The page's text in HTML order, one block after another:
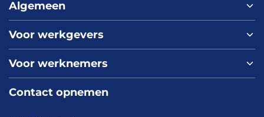
Algemeen
Home
Over ons
Werken bij HOBIJ
Contact
Voor werkgevers
Nieuws
Blog
Academy
Voor werknemers
Vacaturepagina
Contact opnemen